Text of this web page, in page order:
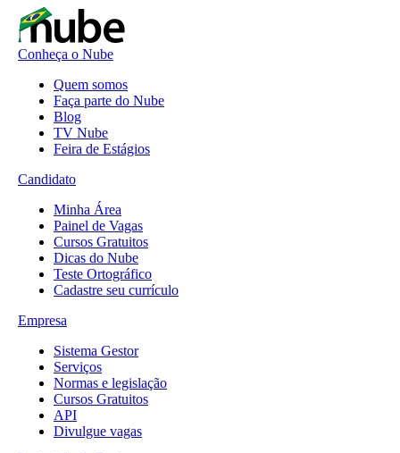
Conheça o Nube
Quem somos
Faça parte do Nube
Blog
TV Nube
Feira de Estágios
Candidato
Minha Área
Painel de Vagas
Cursos Gratuitos
Dicas do Nube
Teste Ortográfico
Cadastre seu currículo
Empresa
Sistema Gestor
Serviços
Normas e legislação
Cursos Gratuitos
API
Divulgue vagas